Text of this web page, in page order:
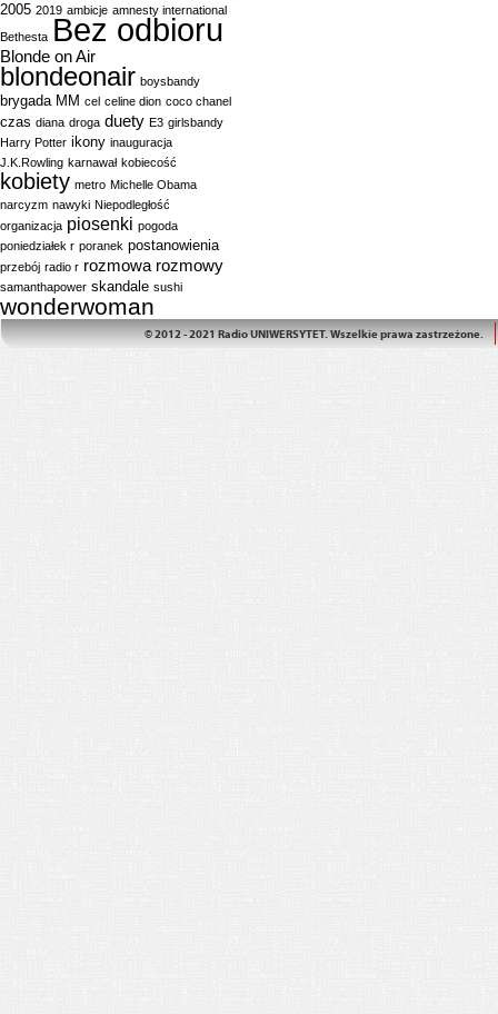
2005 2019 ambicje amnesty international
Bethesta Bez odbioru
Blonde on Air
blondeonair boysbandy
brygada MM cel celine dion coco chanel
czas diana droga duety E3 girlsbandy
Harry Potter ikony inauguracja
J.K.Rowling karnawał kobiecość
kobiety metro Michelle Obama
narcyzm nawyki Niepodległość
organizacja piosenki pogoda
poniedziałek r poranek postanowienia
przebój radio r rozmowa rozmowy
samanthapower skandale sushi
wonderwoman
© 2012 - 2021 Radio UNIWERSYTET. Wszelkie prawa zastrzeżone.